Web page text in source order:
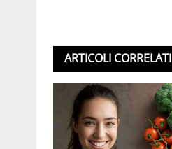
ARTICOLI CORRELATI